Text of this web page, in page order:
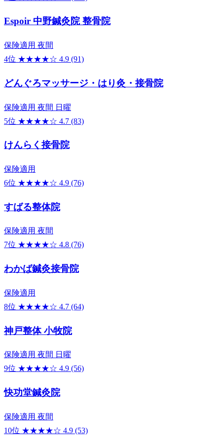
Espoir 中野鍼灸院 整骨院
保険適用 夜間
4位 ★★★★☆ 4.9 (91)
どんぐろマッサージ・はり灸・接骨院
保険適用 夜間 日曜
5位 ★★★★☆ 4.7 (83)
けんらく接骨院
保険適用
6位 ★★★★☆ 4.9 (76)
すばる整体院
保険適用 夜間
7位 ★★★★☆ 4.8 (76)
わかば鍼灸接骨院
保険適用
8位 ★★★★☆ 4.7 (64)
神戸整体 小牧院
保険適用 夜間 日曜
9位 ★★★★☆ 4.9 (56)
快功堂鍼灸院
保険適用 夜間
10位 ★★★★☆ 4.9 (53)